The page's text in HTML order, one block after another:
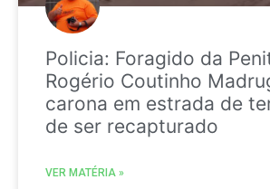
Policia: Foragido da
Rogério Coutinho
carona em estrada de
de ser recapturado
VER MATÉRIA »